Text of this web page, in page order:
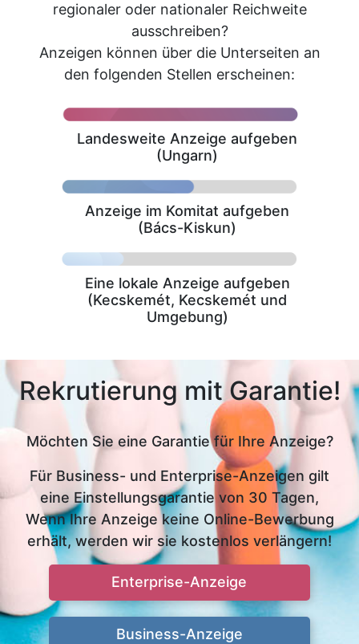
regionaler oder nationaler Reichweite
ausschreiben?
Anzeigen können über die Unterseiten an
den folgenden Stellen erscheinen:
Landesweite Anzeige aufgeben
(Ungarn)
Anzeige im Komitat aufgeben
(Bács-Kiskun)
Eine lokale Anzeige aufgeben
(Kecskemét, Kecskemét und
Umgebung)
Rekrutierung mit Garantie!
Möchten Sie eine Garantie für Ihre Anzeige?
Für Business- und Enterprise-Anzeigen gilt
eine Einstellungsgarantie von 30 Tagen,
Wenn Ihre Anzeige keine Online-Bewerbung
erhält, werden wir sie kostenlos verlängern!
Enterprise-Anzeige
Business-Anzeige